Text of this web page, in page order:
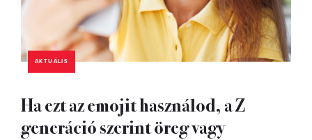
AKTUÁLIS
Ha ezt az emojit használod, a Z
generáció szerint öreg vagy